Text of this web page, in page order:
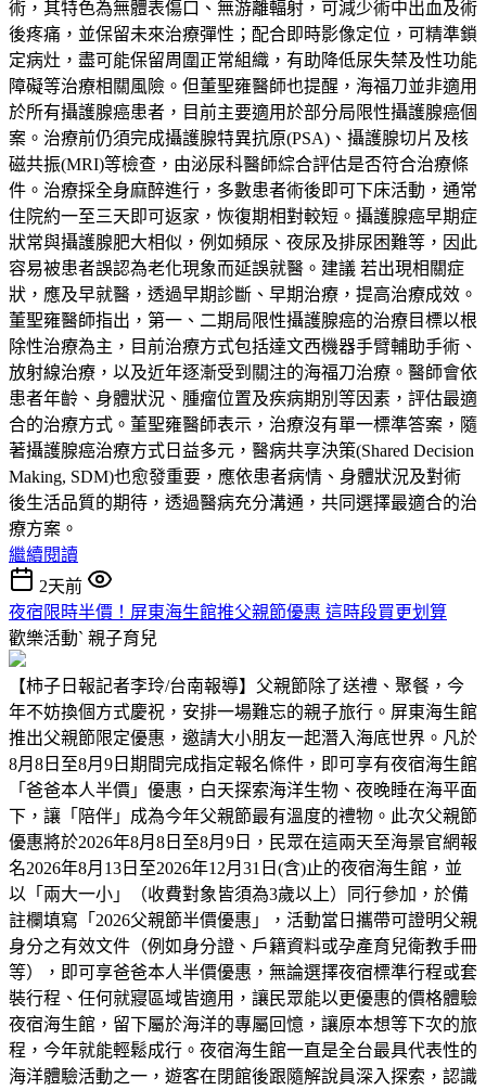
術，其特色為無體表傷口、無游離輻射，可減少術中出血及術
後疼痛，並保留未來治療彈性；配合即時影像定位，可精準鎖
定病灶，盡可能保留周圍正常組織，有助降低尿失禁及性功能
障礙等治療相關風險。但董聖雍醫師也提醒，海福刀並非適用
於所有攝護腺癌患者，目前主要適用於部分局限性攝護腺癌個
案。治療前仍須完成攝護腺特異抗原(PSA)、攝護腺切片及核
磁共振(MRI)等檢查，由泌尿科醫師綜合評估是否符合治療條
件。治療採全身麻醉進行，多數患者術後即可下床活動，通常
住院約一至三天即可返家，恢復期相對較短。攝護腺癌早期症
狀常與攝護腺肥大相似，例如頻尿、夜尿及排尿困難等，因此
容易被患者誤認為老化現象而延誤就醫。建議 若出現相關症
狀，應及早就醫，透過早期診斷、早期治療，提高治療成效。
董聖雍醫師指出，第一、二期局限性攝護腺癌的治療目標以根
除性治療為主，目前治療方式包括達文西機器手臂輔助手術、
放射線治療，以及近年逐漸受到關注的海福刀治療。醫師會依
患者年齡、身體狀況、腫瘤位置及疾病期別等因素，評估最適
合的治療方式。董聖雍醫師表示，治療沒有單一標準答案，隨
著攝護腺癌治療方式日益多元，醫病共享決策(Shared Decision
Making, SDM)也愈發重要，應依患者病情、身體狀況及對術
後生活品質的期待，透過醫病充分溝通，共同選擇最適合的治
療方案。
繼續閱讀
2天前
夜宿限時半價！屏東海生館推父親節優惠 這時段買更划算
歡樂活動ˋ 親子育兒
【柿子日報記者李玲/台南報導】父親節除了送禮、聚餐，今
年不妨換個方式慶祝，安排一場難忘的親子旅行。屏東海生館
推出父親節限定優惠，邀請大小朋友一起潛入海底世界。凡於
8月8日至8月9日期間完成指定報名條件，即可享有夜宿海生館
「爸爸本人半價」優惠，白天探索海洋生物、夜晚睡在海平面
下，讓「陪伴」成為今年父親節最有溫度的禮物。此次父親節
優惠將於2026年8月8日至8月9日，民眾在這兩天至海景官網報
名2026年8月13日至2026年12月31日(含)止的夜宿海生館，並
以「兩大一小」（收費對象皆須為3歲以上）同行參加，於備
註欄填寫「2026父親節半價優惠」，活動當日攜帶可證明父親
身分之有效文件（例如身分證、戶籍資料或孕產育兒衛教手冊
等），即可享爸爸本人半價優惠，無論選擇夜宿標準行程或套
裝行程、任何就寢區域皆適用，讓民眾能以更優惠的價格體驗
夜宿海生館，留下屬於海洋的專屬回憶，讓原本想等下次的旅
程，今年就能輕鬆成行。夜宿海生館一直是全台最具代表性的
海洋體驗活動之一，遊客在閉館後跟隨解說員深入探索，認識